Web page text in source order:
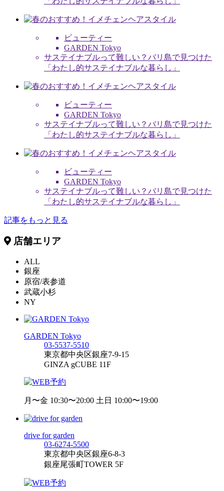
ビューティー
GARDEN Tokyo
サステイナブルって難しい？バリ島で見つけた
「わたし的サステイナブルな暮らし」
ビューティー
GARDEN Tokyo
サステイナブルって難しい？バリ島で見つけた
「わたし的サステイナブルな暮らし」
ビューティー
GARDEN Tokyo
サステイナブルって難しい？バリ島で見つけた
「わたし的サステイナブルな暮らし」
記事をもっと見る
店舗エリア
ALL
銀座
原宿/表参道
武蔵小杉
NY
GARDEN Tokyo
03-5537-5510
東京都中央区銀座7-9-15
GINZA gCUBE 11F
月〜金 10:30〜20:00 土日 10:00〜19:00
drive for garden
03-6274-5500
東京都中央区銀座6-8-3
銀座尾張町TOWER 5F